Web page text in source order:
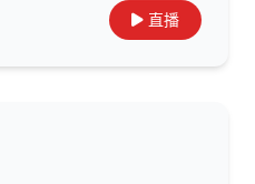
直播